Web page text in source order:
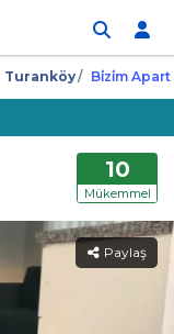
Turanköy Bi̇zi̇m Apart
10
Mükemmel
Paylaş